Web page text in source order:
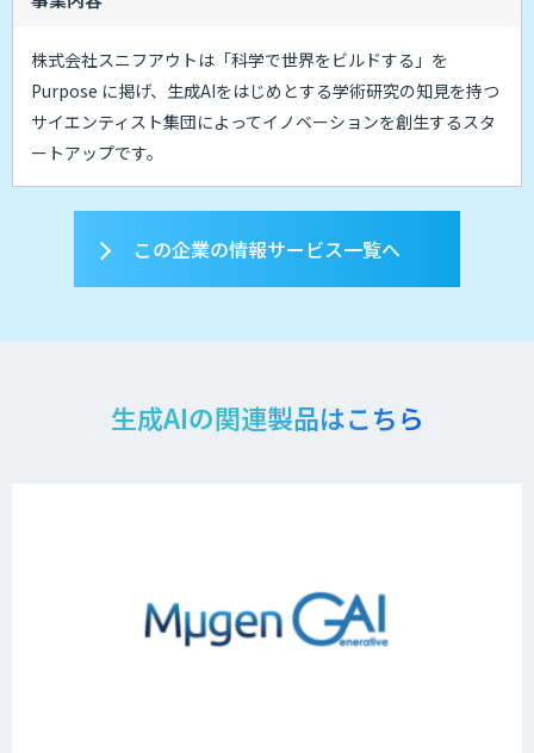
株式会社スニフアウトは「科学で世界をビルドする」を
Purpose に掲げ、⽣成AIをはじめとする学術研究の知⾒を持つ
サイエンティスト集団によってイノベーションを創⽣するスタ
ートアップです。
この企業の情報サービス一覧へ
生成AIの関連製品はこちら